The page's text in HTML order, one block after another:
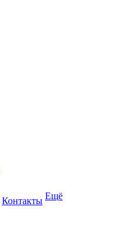
Контакты Ещё